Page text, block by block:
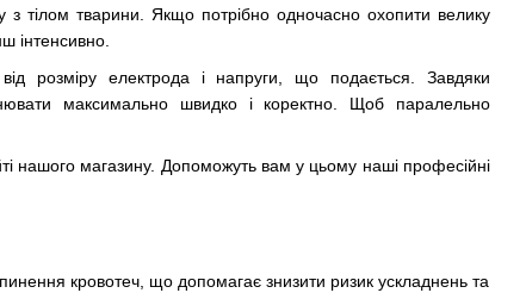
з тілом тварини. Якщо потрібно одночасно охопити велику
інтенсивно.
розміру електрода і напруги, що подається. Завдяки
максимально швидко і коректно. Щоб паралельно
нашого магазину. Допоможуть вам у цьому наші професійні
кровотеч, що допомагає знизити ризик ускладнень та